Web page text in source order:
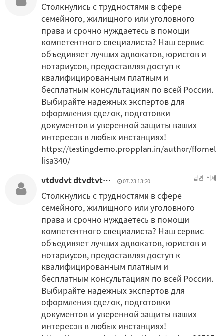
Столкнулись с трудностями в сфере
семейного, жилищного или уголовного
права и срочно нуждаетесь в помощи
компетентного специалиста? Наш сервис
объединяет лучших адвокатов, юристов и
нотариусов, предоставляя доступ к
квалифицированным платным и
бесплатным консультациям по всей России.
Выбирайте надежных экспертов для
оформления сделок, подготовки
документов и уверенной защиты ваших
интересов в любых инстанциях!
https://testingdemo.propplan.in/author/ffomel
lisa340/
vtdvdvt dtvdtvt…
07.23 13:20 답변 삭제
Столкнулись с трудностями в сфере
семейного, жилищного или уголовного
права и срочно нуждаетесь в помощи
компетентного специалиста? Наш сервис
объединяет лучших адвокатов, юристов и
нотариусов, предоставляя доступ к
квалифицированным платным и
бесплатным консультациям по всей России.
Выбирайте надежных экспертов для
оформления сделок, подготовки
документов и уверенной защиты ваших
интересов в любых инстанциях!